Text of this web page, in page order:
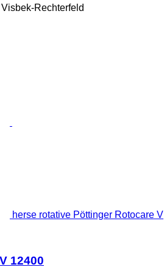
Rechterfeld
herse rotative Pöttinger Rotocare V
12400